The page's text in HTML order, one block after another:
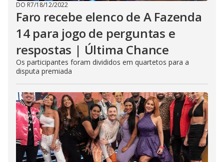
DO R7/18/12/2022
Faro recebe elenco de A Fazenda
14 para jogo de perguntas e
respostas | Última Chance
Os participantes foram divididos em quartetos para a
disputa premiada